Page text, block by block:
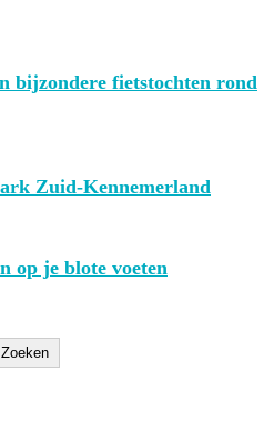
bijzondere fietstochten rond
Zuid-Kennemerland
op je blote voeten
Zoeken